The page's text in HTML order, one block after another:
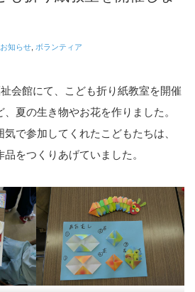
お知らせ ボランティア
会館にて、こども折り紙教室を開催
夏の生き物やお花を作りました。
で参加してくれたこどもたちは、
をつくりあげていました。